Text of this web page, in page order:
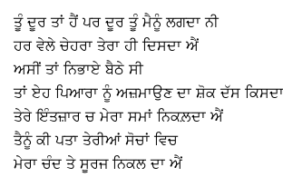
ਤੂੰ ਦੂਰ ਤਾਂ ਹੈਂ ਪਰ ਦੂਰ ਤੂੰ ਮੈਨੂੰ ਲਗਦਾ ਨੀ
ਹਰ ਵੇਲੇ ਚੇਹਰਾ ਤੇਰਾ ਹੀ ਦਿਸਦਾ ਐਂ
ਅਸੀਂ ਤਾਂ ਨਿਭਾਏ ਬੈਠੇ ਸੀ
ਤਾਂ ਏਹ ਪਿਆਰਾ ਨੂੰ ਅਜ਼ਮਾਉਣ ਦਾ ਸ਼ੋਕ ਦੱਸ
ਤੇਰੇ ਇੰਤਜ਼ਾਰ ਚ ਮੇਰਾ ਸਮਾਂ ਨਿਕਲ਼ਦਾ ਐਂ
ਤੈਨੂੰ ਕੀ ਪਤਾ ਤੇਰੀਆਂ ਸੋਚਾਂ ਵਿਚ
ਮੇਰਾ ਚੰਦ ਤੇ ਸੂਰਜ ਨਿਕਲ ਦਾ ਐਂ